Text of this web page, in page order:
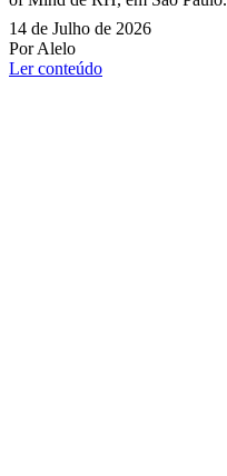
14 de Julho de 2026
Por Alelo
Ler conteúdo